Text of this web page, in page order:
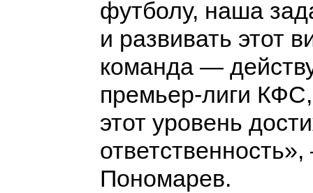
футболу, наша
и развивать этот
команда —
премьер-лиги
этот уровень
Пономарев.